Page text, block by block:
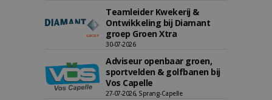
Teamleider Kwekerij &
Ontwikkeling bij Diamant
groep Groen Xtra
30-07-2026
Adviseur openbaar groen,
sportvelden & golfbanen bij
Vos Capelle
27-07-2026, Sprang-Capelle